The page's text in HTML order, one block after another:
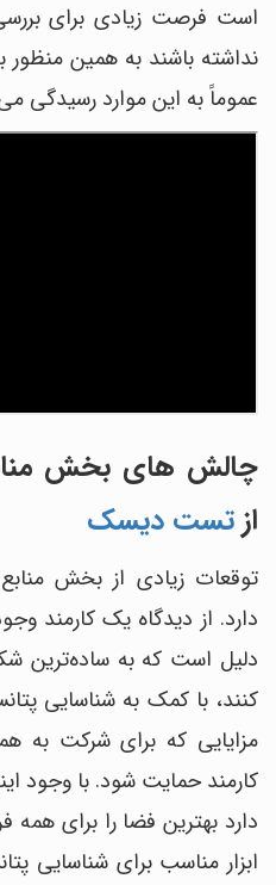
است فرصت زیادی برای بررسی
نداشته باشند به همین
عموماً به این موارد رسیدگی
چالش های بخش
ازتست دیسک
توقعات زیادی از بخش
دارد. از دیدگاه یک کارمند
دلیل است که به ساده‌ترین
کنند، با کمک به شناسایی
مزایایی که برای شرکت به
کارمند حمایت شود. با وجود
دارد بهترین فضا را برای همه
ابزار مناسب برای شناسایی